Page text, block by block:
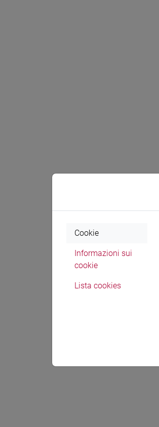
Cookie
Informazioni sui
cookie
Lista cookies